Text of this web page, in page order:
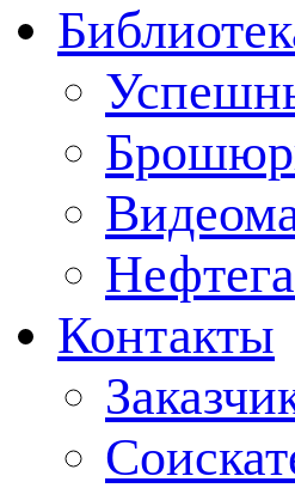
Контакты